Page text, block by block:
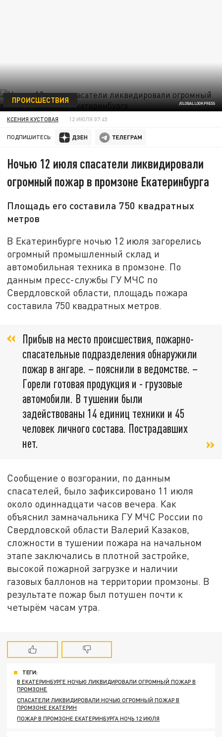
/GLOBALLOOKPRESS
ПРОИСШЕСТВИЯ
КСЕНИЯ КУСТОВАЯ 12 ИЮЛЯ 07:45
ПОДПИШИТЕСЬ:
Ночью 12 июля спасатели ликвидировали
огромный пожар в промзоне Екатеринбурга
Площадь его составила 750 квадратных
метров
В Екатеринбурге ночью 12 июля загорелись
огромный промышленный склад и
автомобильная техника в промзоне. По
данным пресс-службы ГУ МЧС по
Свердловской области, площадь пожара
составила 750 квадратных метров.
Прибыв на место происшествия, пожарно-
спасательные подразделения обнаружили
пожар в ангаре. – пояснили в ведомстве. –
Горели готовая продукция и - грузовые
автомобили. В тушении были
задействованы 14 единиц техники и 45
человек личного состава. Пострадавших
нет.
Сообщение о возгорании, по данным
спасателей, было зафиксировано 11 июля
около одиннадцати часов вечера. Как
объяснил замначальника ГУ МЧС России по
Свердловской области Валерий Казаков,
сложности в тушении пожара на начальном
этапе заключались в плотной застройке,
высокой пожарной загрузке и наличии
газовых баллонов на территории промзоны. В
результате пожар был потушен почти к
четырём часам утра.
ТЕГИ:
В ЕКАТЕРИНБУРГЕ НОЧЬЮ ЛИКВИДИРОВАЛИ ОГРОМНЫЙ ПОЖАР В
ПРОМЗОНЕ
СПАСАТЕЛИ ЛИКВИДИРОВАЛИ НОЧЬЮ ОГРОМНЫЙ ПОЖАР В
ПРОМЗОНЕ ЕКАТЕРИН
ПОЖАР В ПРОМЗОНЕ ЕКАТЕРИНБУРГА НОЧЬ 12 ИЮЛЯ